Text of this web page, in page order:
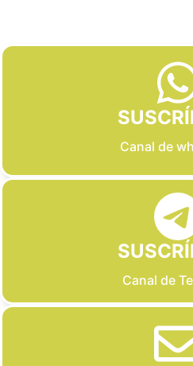
Canal de
Canal de